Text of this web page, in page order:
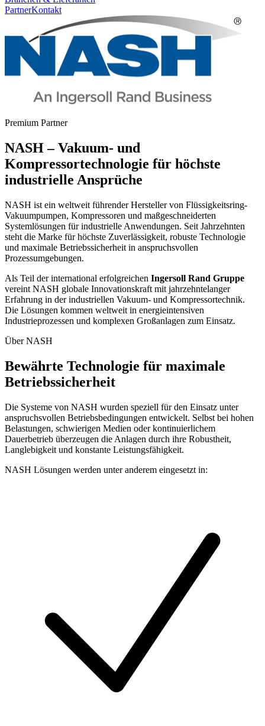
PartnerKontakt
Premium Partner
NASH – Vakuum- und
Kompressortechnologie für höchste
industrielle Ansprüche
NASH ist ein weltweit führender Hersteller von Flüssigkeitsring-
Vakuumpumpen, Kompressoren und maßgeschneiderten
Systemlösungen für industrielle Anwendungen. Seit Jahrzehnten
steht die Marke für höchste Zuverlässigkeit, robuste Technologie
und maximale Betriebssicherheit in anspruchsvollen
Prozessumgebungen.
Als Teil der international erfolgreichen Ingersoll Rand Gruppe
vereint NASH globale Innovationskraft mit jahrzehntelanger
Erfahrung in der industriellen Vakuum- und Kompressortechnik.
Die Lösungen kommen weltweit in energieintensiven
Industrieprozessen und komplexen Großanlagen zum Einsatz.
Über NASH
Bewährte Technologie für maximale
Betriebssicherheit
Die Systeme von NASH wurden speziell für den Einsatz unter
anspruchsvollen Betriebsbedingungen entwickelt. Selbst bei hohen
Belastungen, schwierigen Medien oder kontinuierlichem
Dauerbetrieb überzeugen die Anlagen durch ihre Robustheit,
Langlebigkeit und konstante Leistungsfähigkeit.
NASH Lösungen werden unter anderem eingesetzt in: